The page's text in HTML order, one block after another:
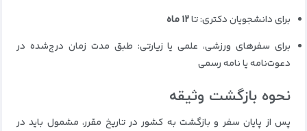
برای دانشجویان دکتری: تا۱۲ ماه
برای سفرهای ورزشی، علمی یا زیارتی: طبق مدت زمان درج‌شده در
دعوت‌نامه یا نامه رسمی
نحوه بازگشت وثیقه
پس از پایان سفر و بازگشت به کشور در تاریخ مقرر، مشمول باید در